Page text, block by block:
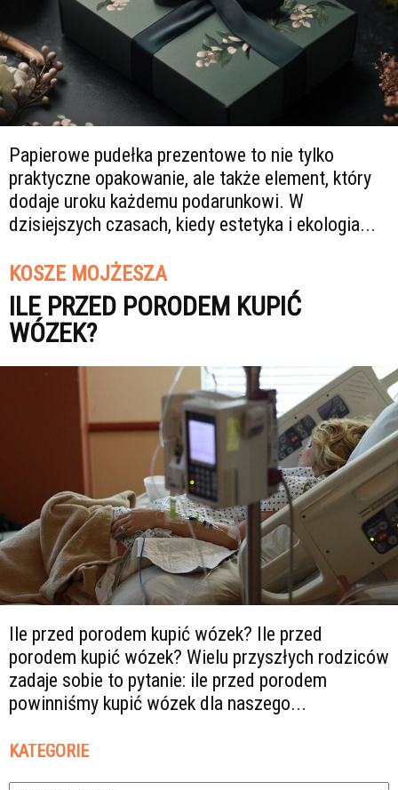
Papierowe pudełka prezentowe to nie tylko
praktyczne opakowanie, ale także element, który
dodaje uroku każdemu podarunkowi. W
dzisiejszych czasach, kiedy estetyka i ekologia...
KOSZE MOJŻESZA
ILE PRZED PORODEM KUPIĆ
WÓZEK?
Ile przed porodem kupić wózek? Ile przed
porodem kupić wózek? Wielu przyszłych rodziców
zadaje sobie to pytanie: ile przed porodem
powinniśmy kupić wózek dla naszego...
KATEGORIE
Kategorie